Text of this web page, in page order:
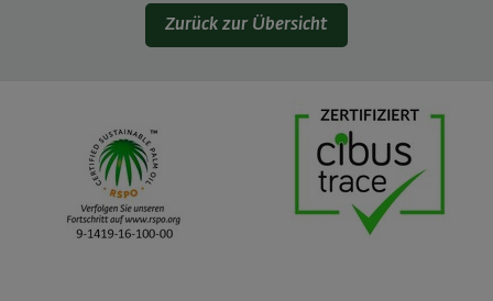
Zurück zur Übersicht